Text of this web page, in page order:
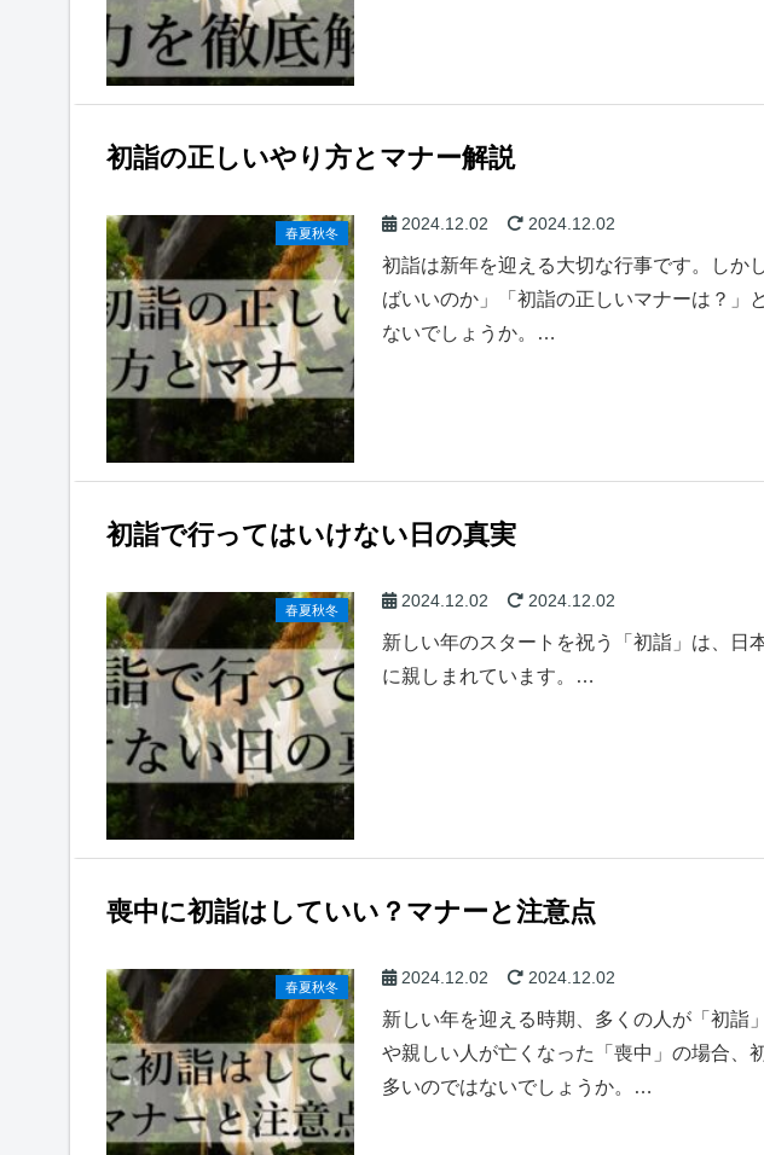
初詣の正しいやり方とマナー解説
春夏秋冬 2024.12.02 2024.12.02
初詣は新年を迎える大切な行事です。しか
ばいいのか」「初詣の正しいマナーは？」
ないでしょうか。…
初詣で行ってはいけない日の真実
春夏秋冬 2024.12.02 2024.12.02
新しい年のスタートを祝う「初詣」は、日
に親しまれています。…
喪中に初詣はしていい？マナーと注意点
春夏秋冬 2024.12.02 2024.12.02
新しい年を迎える時期、多くの人が「初詣
や親しい人が亡くなった「喪中」の場合、
多いのではないでしょうか。…